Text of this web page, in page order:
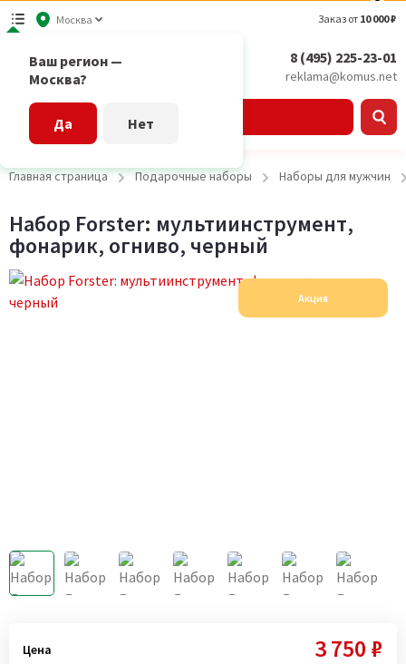
Москва
Ваш регион —
Москва?
Да Нет
Заказ от 10 000 ₽
8 (495) 225-23-01
reklama@komus.net
Главная страница Подарочные наборы Наборы для мужчин
Набор Forster: мультиинструмент,
фонарик, огниво, черный
Акция
Цена 3 750 ₽